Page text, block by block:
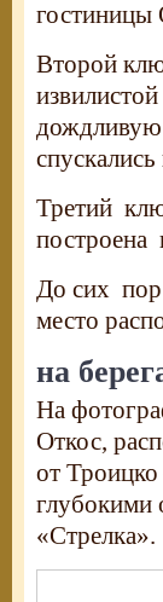
гостиницы
Второй
Третий
построена
До сих пор
место
на
На
Откос,
от
глубокими
«Стрелка».